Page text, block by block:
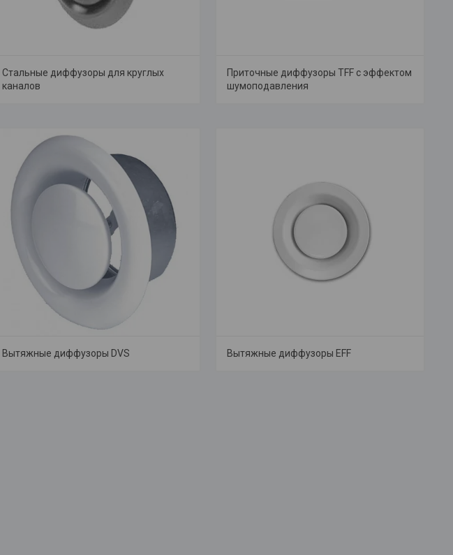
Стальные диффузоры для круглых
каналов
Приточные диффузоры TFF с эффектом
шумоподавления
Вытяжные диффузоры DVS Вытяжные диффузоры EFF